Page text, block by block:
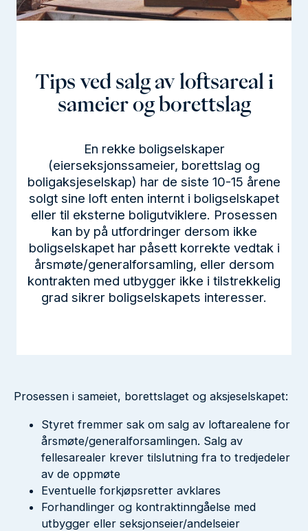
Tips ved salg av loftsareal i
sameier og borettslag
En rekke boligselskaper
(eierseksjonssameier, borettslag og
boligaksjeselskap) har de siste 10-15 årene
solgt sine loft enten internt i boligselskapet
eller til eksterne boligutviklere. Prosessen
kan by på utfordringer dersom ikke
boligselskapet har påsett korrekte vedtak i
årsmøte/generalforsamling, eller dersom
kontrakten med utbygger ikke i tilstrekkelig
grad sikrer boligselskapets interesser.
Prosessen i sameiet, borettslaget og aksjeselskapet:
Styret fremmer sak om salg av loftarealene for
årsmøte/generalforsamlingen. Salg av
fellesarealer krever tilslutning fra to tredjedeler
av de oppmøte
Eventuelle forkjøpsretter avklares
Forhandlinger og kontraktinngåelse med
utbygger eller seksjonseier/andelseier